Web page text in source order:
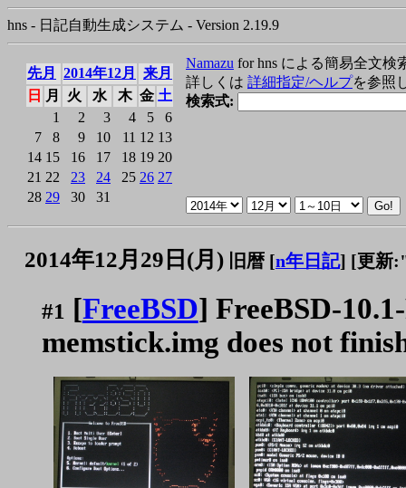
hns - 日記自動生成システム - Version 2.19.9
先月 2014年12月
来月
日
月 火 水 木 金 土
1
2 3 4 5
6
7
8 9 10 11 12 13
14 15 16 17 18 19 20
21 22 23 24 25 26 27
28 29 30 31
Namazu for hns による簡易全文検
詳しくは 詳細指定/ヘルプを参照
検索式:
2014年12月29日(月) 旧暦 [n年日記] [更新
#1 [FreeBSD] FreeBSD-
memstick.img does not